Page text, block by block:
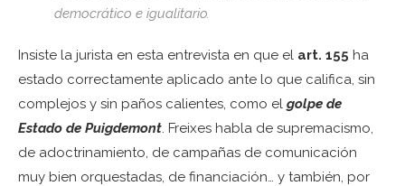
democrático e igualitario.
Insiste la jurista en esta entrevista en que el art. 155 ha
estado correctamente aplicado ante lo que califica, sin
complejos y sin paños calientes, como el golpe de
Estado de Puigdemont. Freixes habla de supremacismo,
de adoctrinamiento, de campañas de comunicación
muy bien orquestadas, de financiación… y también, por